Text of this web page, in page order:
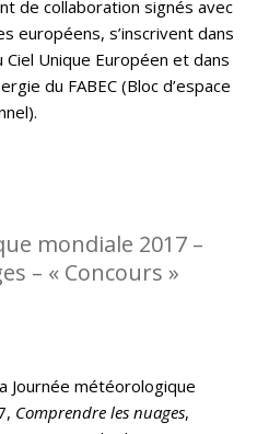
de collaboration signés avec
européens, s’inscrivent dans
Ciel Unique Européen et dans
du FABEC (Bloc d’espace
mondiale 2017 –
– « Concours »
Journée météorologique
Comprendre les nuages,